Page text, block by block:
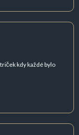
kdy každé bylo